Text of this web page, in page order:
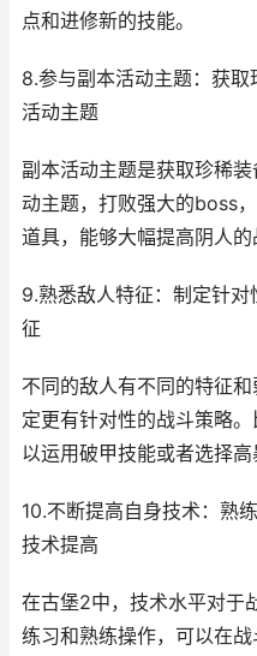
点和进修新的技能。
8.参与副本活动主题：获
活动主题
副本活动主题是获取珍稀
动主题，打败强大的boss
道具，能够大幅提高阴人的
9.熟悉敌人特征：制定针
征
不同的敌人有不同的特征
定更有针对性的战斗策略
以运用破甲技能或者选择高
10.不断提高自身技术：熟
技术提高
在古堡2中，技术水平对于
练习和熟练操作，可以在